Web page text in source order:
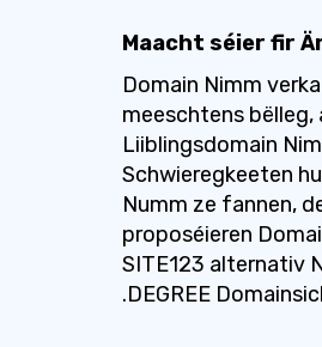
Maacht séier fir
Domain Nimm
meeschtens
Liiblingsdomain
Schwieregkeeten
Numm ze fannen,
proposéieren
SITE123 alternativ
.DEGREE